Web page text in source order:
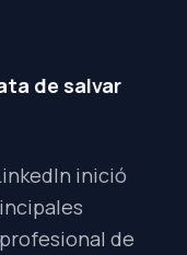
de salvar
inició
de